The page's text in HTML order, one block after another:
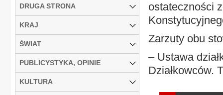
ostateczności
Zarzuty obu
– Ustawa
Działkowców.
DRUGA STRONA
KRAJ
ŚWIAT
PUBLICYSTYKA, OPINIE
KULTURA